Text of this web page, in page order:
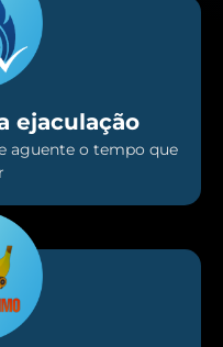
ejaculação
aguente o tempo que